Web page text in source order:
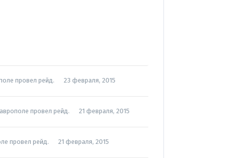
провел рейд. 23 февраля, 2015
провел рейд. 21 февраля, 2015
провел рейд. 21 февраля, 2015